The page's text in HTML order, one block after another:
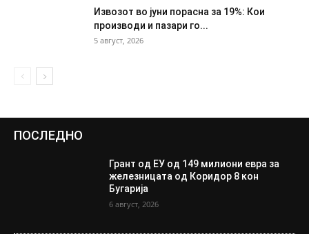
Извозот во јуни порасна за 19%: Кои
производи и пазари го...
5 август, 2026
ПОСЛЕДНО
Грант од ЕУ од 149 милиони евра за
железницата од Коридор 8 кон
Бугарија
6 август, 2026